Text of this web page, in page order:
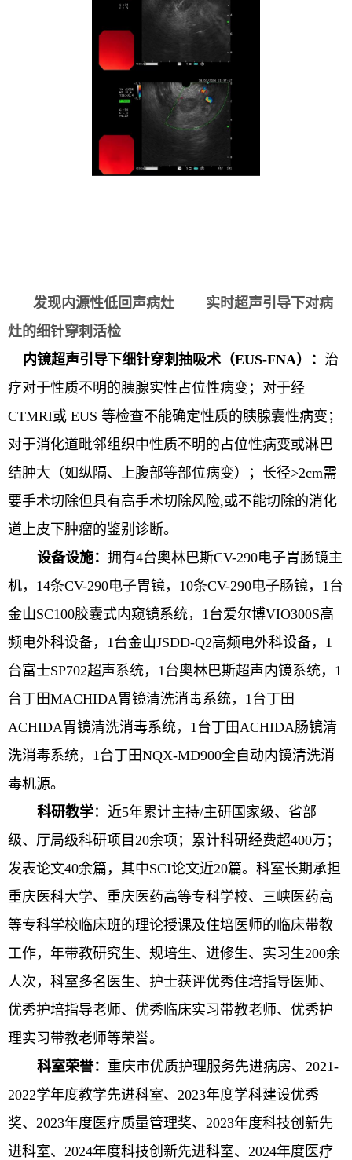
发现内源性低回声病灶实时超声引导下对病
灶的细针穿刺活检
内镜超声引导下细针穿刺抽吸术（EUS-FNA）： 治
疗对于性质不明的胰腺实性占位性病变；对于经
CTMRI或 EUS 等检查不能确定性质的胰腺囊性病变；
对于消化道毗邻组织中性质不明的占位性病变或淋巴
结肿大（如纵隔、上腹部等部位病变）；长径>2cm需
要手术切除但具有高手术切除风险,或不能切除的消化
道上皮下肿瘤的鉴别诊断。
设备设施：拥有4台奥林巴斯CV-290电子胃肠镜主
机，14条CV-290电子胃镜，10条CV-290电子肠镜，1台
金山SC100胶囊式内窥镜系统，1台爱尔博VIO300S高
频电外科设备，1台金山JSDD-Q2高频电外科设备，1
台富士SP702超声系统，1台奥林巴斯超声内镜系统，1
台丁田MACHIDA胃镜清洗消毒系统，1台丁田
ACHIDA胃镜清洗消毒系统，1台丁田ACHIDA肠镜清
洗消毒系统，1台丁田NQX-MD900全自动内镜清洗消
毒机源。
科研教学： 近5年累计主持/主研国家级、省部
级、厅局级科研项目20余项；累计科研经费超400万；
发表论文40余篇，其中SCI论文近20篇。科室长期承担
重庆医科大学、重庆医药高等专科学校、三峡医药高
等专科学校临床班的理论授课及住培医师的临床带教
工作，年带教研究生、规培生、进修生、实习生200余
人次，科室多名医生、护士获评优秀住培指导医师、
优秀护培指导老师、优秀临床实习带教老师、优秀护
理实习带教老师等荣誉。
科室荣誉： 重庆市优质护理服务先进病房、2021-
2022学年度教学先进科室、2023年度学科建设优秀
奖、2023年度医疗质量管理奖、2023年度科技创新先
进科室、2024年度科技创新先进科室、2024年度医疗